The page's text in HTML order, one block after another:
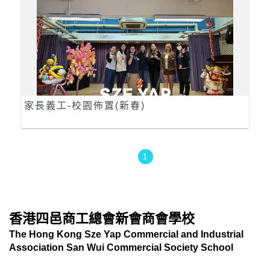
家長義工-校園佈置(新春)
1
香港四邑商工總會新會商會學校
The Hong Kong Sze Yap Commercial and Industrial
Association San Wui Commercial Society School